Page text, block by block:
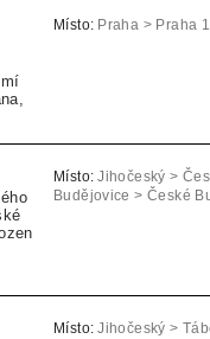
Místo: Praha > Praha
Místo: Jihočeský >
Budějovice > České
Místo: Jihočeský >